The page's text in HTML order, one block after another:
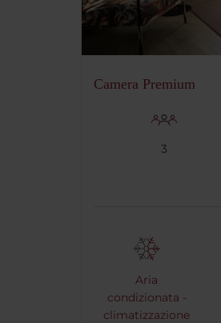
Camera Premium
3
Aria
condizionata -
climatizzazione